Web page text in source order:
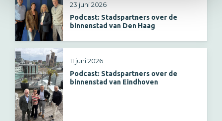
Podcast: Stadspartners over de
binnenstad van Den Haag
23 juni 2026
Podcast: Stadspartners over de
binnenstad van Eindhoven
11 juni 2026